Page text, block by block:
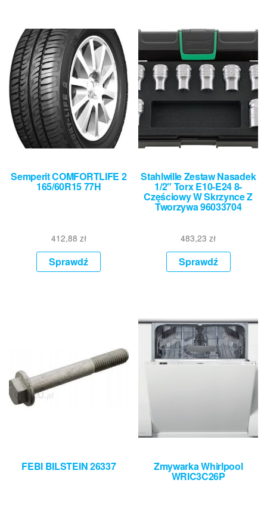
Semperit COMFORTLIFE 2
165/60R15 77H
412,88 zł
Sprawdź
Stahlwille Zestaw Nasadek
1/2″ Torx E10-E24 8-
Częściowy W Skrzynce Z
Tworzywa 96033704
483,23zł
Sprawdź
FEBI BILSTEIN 26337 Zmywarka Whirlpool
WRIC3C26P